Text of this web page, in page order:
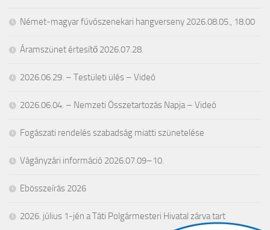
Német-magyar fúvószenekari hangverseny 2026.08.05., 18.00
Áramszünet értesítő 2026.07.28.
2026.06.29. – Testületi ülés – Videó
2026.06.04. – Nemzeti Összetartozás Napja – Videó
Fogászati rendelés szabadság miatti szünetelése
Vágányzári információ 2026.07.09–10.
Ebösszeírás 2026
2026. július 1-jén a Táti Polgármesteri Hivatal zárva tart